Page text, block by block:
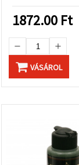
1872.00 Ft
VÁSÁROL